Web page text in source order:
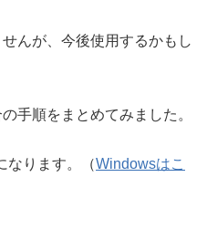
んが、今後使用するかもし
手順をまとめてみました。
なります。（Windowsはこ